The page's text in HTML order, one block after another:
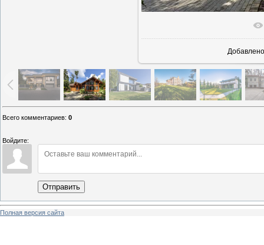
В
Добавлено
Всего комментариев: 0
Войдите:
Отправить
Полная версия сайта